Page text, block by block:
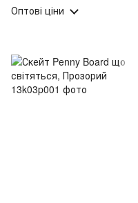
Оптові ціни